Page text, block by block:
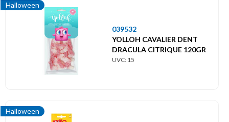
Halloween
039532
YOLLOH CAVALIER DENT
DRACULA CITRIQUE 120GR
UVC: 15
Halloween